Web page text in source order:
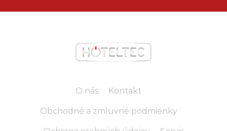
O nás Kontakt
Obchodné a zmluvné podmienky